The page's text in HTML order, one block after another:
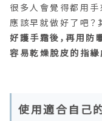
很多人會覺得都用
應該早就做好了吧？
好護手霜後，再用防
容易乾燥脫皮的指緣
使用適合自己